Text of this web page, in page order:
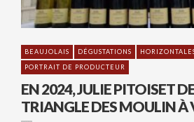
BEAUJOLAIS DÉGUSTATIONS
PORTRAIT DE PRODUCTEUR
EN 2024, JULIE PITOISET
TRIANGLE DES MOULIN À